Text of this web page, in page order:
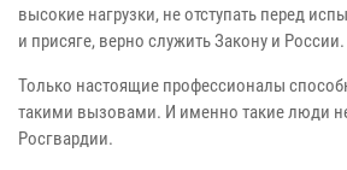
высокие нагрузки, не отступать перед
и присяге, верно служить Закону и России.
Только настоящие профессионалы
такими вызовами. И именно такие люди
Росгвардии.